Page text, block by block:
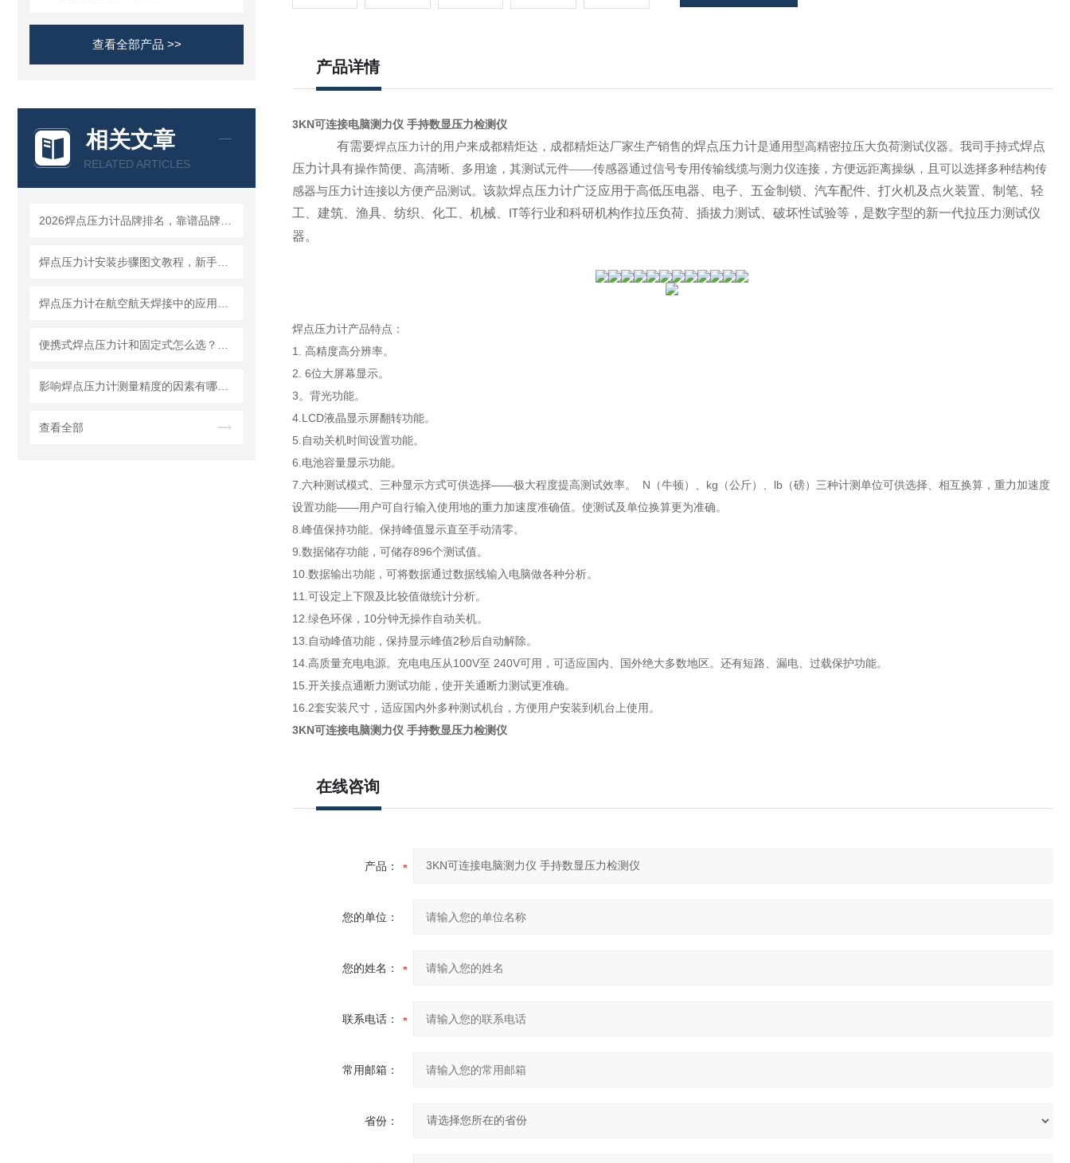
查看全部产品 >>
相关文章
RELATED ARTICLES
查看全部
产品详情
3KN可连接电脑测力仪 手持数显压力检测仪
有需要焊点压力计的用户来成都精炬达，成都精炬达厂家生产销售的焊点压力计是通用型高精密拉压大负荷测试仪器。我司 手持式焊点
压力计具有操作简便、高清晰、多用途，其测试元件——传感器通过信号专用传输线缆与测力仪连接，方便远距离操纵，且可以选择多种结构传
感器与压力计连接以方便产品测试。 该款焊点压力计广泛应用于高低压电器、电子、五金制锁、汽车配件、打火机及点火装置、制笔、轻
工、建筑、渔具、纺织、化工、机械、
等行业和科研机构作拉压负荷、插拔力测试、破坏性试验等，是数字型的新一代拉压力测试仪
器。
焊点压力计产品特点：
1. 高精度高分辨率。
2. 6位大屏幕显示。
3。背光功能。
4.LCD液晶显示屏翻转功能。
5.自动关机时间设置功能。
6.电池容量显示功能。
7.六种测试模式、三种显示方式可供选择——极大程度提高测试效率。 N（牛顿）、kg（公斤）、lb（磅）三种计测单位可供选择、相互换算，重力加速度
设置功能——用户可自行输入使用地的重力加速度准确值。使测试及单位换算更为准确。
8.峰值保持功能。保持峰值显示直至手动清零。
9.数据储存功能，可储存896个测试值。
10.数据输出功能，可将数据通过数据线输入电脑做各种分析。
11.可设定上下限及比较值做统计分析。
12.绿色环保，10分钟无操作自动关机。
13.自动峰值功能，保持显示峰值2秒后自动解除。
14.高质量充电电源。充电电压从100V至 240V可用，可适应国内、国外绝大多数地区。还有短路、漏电、过载保护功能。
15.开关接点通断力测试功能，使开关通断力测试更准确。
16.2套安装尺寸，适应国内外多种测试机台，方便用户安装到机台上使用。
3KN可连接电脑测力仪 手持数显压力检测仪
在线咨询
产品：
您的单位：
您的姓名：
联系电话：
常用邮箱：
省份：